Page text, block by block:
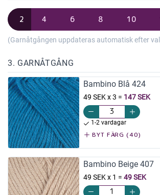
2 4 6 8 10
(Garnåtgången uppdateras automatisk efter
3. GARNÅTGÅNG
Bambino Blå 424
49 SEK x 3 = 147 SEK
1-2 vardagar
BYT FÄRG (40)
Bambino Beige 407
49 SEK x 1 = 49 SEK